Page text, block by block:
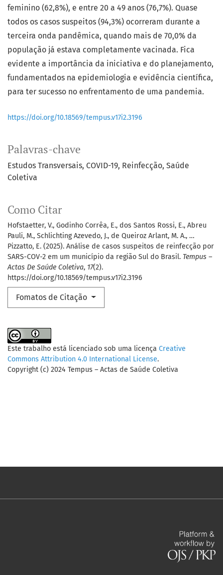
Palavras-chave
Estudos Transversais, COVID-19, Reinfecção, Saúde
Coletiva
Como Citar
Hofstaetter, V., Godinho Corrêa, E., dos Santos Rossi, E., Abreu
Pauli, M., Schlichting Azevedo, J., de Queiroz Arlant, M. A., …
Pizzatto, E. (2025). Análise de casos suspeitos de reinfecção por
SARS-COV-2 em um município da região Sul do Brasil. Tempus –
Actas De Saúde Coletiva, 17(2).
https://doi.org/10.18569/tempus.v17i2.3196
Fomatos de Citação
feminino (62,8%), e entre 20 a 49 anos (76,7%). Quase
todos os casos suspeitos (94,3%) ocorreram durante a
terceira onda pandêmica, quando mais de 70,0% da
população já estava completamente vacinada. Fica
evidente a importância da iniciativa e do planejamento,
fundamentados na epidemiologia e evidência científica,
para ter sucesso no enfrentamento de uma pandemia.
https://doi.org/10.18569/tempus.v17i2.3196
Este trabalho está licenciado sob uma licença Creative
Commons Attribution 4.0 International License.
Copyright (c) 2024 Tempus – Actas de Saúde Coletiva